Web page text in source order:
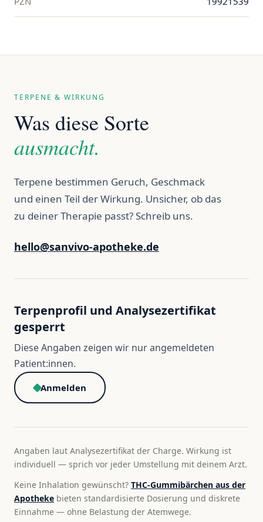
TERPENE & WIRKUNG
Was diese Sorte
ausmacht.
Terpene bestimmen Geruch, Geschmack
und einen Teil der Wirkung. Unsicher, ob das
zu deiner Therapie passt? Schreib uns.
hello@sanvivo-apotheke.de
Terpenprofil und Analysezertifikat
gesperrt
Diese Angaben zeigen wir nur angemeldeten
Patient:innen.
Anmelden
Angaben laut Analysezertifikat der Charge. Wirkung ist
individuell — sprich vor jeder Umstellung mit deinem Arzt.
Keine Inhalation gewünscht? THC-Gummibärchen aus der
Apotheke bieten standardisierte Dosierung und diskrete
Einnahme — ohne Belastung der Atemwege.